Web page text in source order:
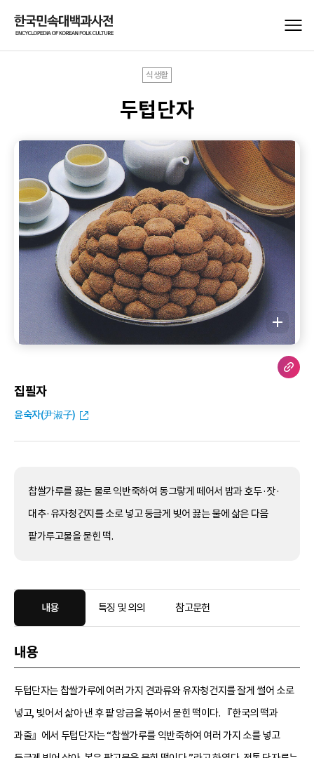
식생활
두텁단자
집필자
윤숙자(尹淑子)
찹쌀가루를 끓는 물로 익반죽하여 동그랗게 떼어서 밤과 호두·잣·
대추·유자청건지를 소로 넣고 둥글게 빚어 끓는 물에 삶은 다음
팥가루고물을 묻힌 떡.
내용 특징 및 의의 참고문헌
내용
두텁단자는 찹쌀가루에 여러 가지 견과류와 유자청건지를 잘게 썰어 소로
넣고, 빚어서 삶아 낸 후 팥 앙금을 볶아서 묻힌 떡이다. 『한국의 떡과
과줄』에서 두텁단자는 “찹쌀가루를 익반죽하여 여러 가지 소를 넣고